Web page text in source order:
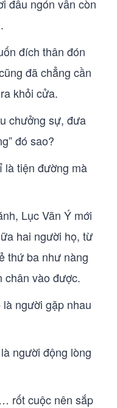
đầu ngón vẫn còn
đích thân đón
đã chẳng cần
khỏi cửa.
chưởng sự, đưa
đó sao?
tiện đường mà
Lục Vãn Ý mới
hai người họ, từ
thứ ba như nàng
chân vào được.
người gặp nhau
người động lòng
rốt cuộc nên sắp